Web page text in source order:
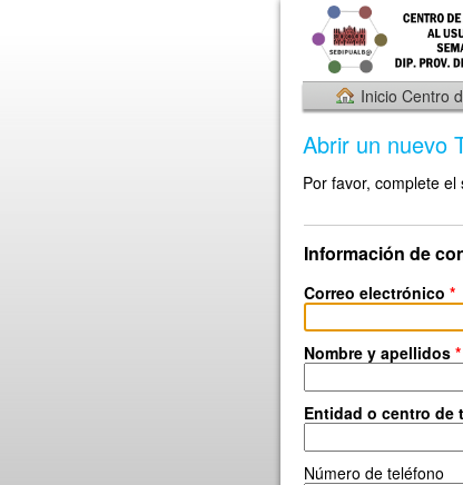
Inicio Centro
Abrir un nuevo
Por favor, complete
Información de
Correo electrónico *
Nombre y apellidos *
Entidad o centro de
Número de teléfono